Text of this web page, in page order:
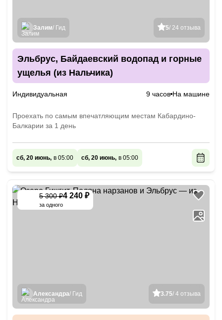
5/ 24 отзыва
Залим/ Гид
Эльбрус, Байдаевский водопад и горные
ущелья (из Нальчика)
Индивидуальная 9 часов На машине
Проехать по самым впечатляющим местам Кабардино-
Балкарии за 1 день
сб, 20 июнь, в 05:00 сб, 20 июнь, в 05:00
5 300 ₽4 240 ₽
за одного
3.75/ 4 отзыва
Александра/ Гид